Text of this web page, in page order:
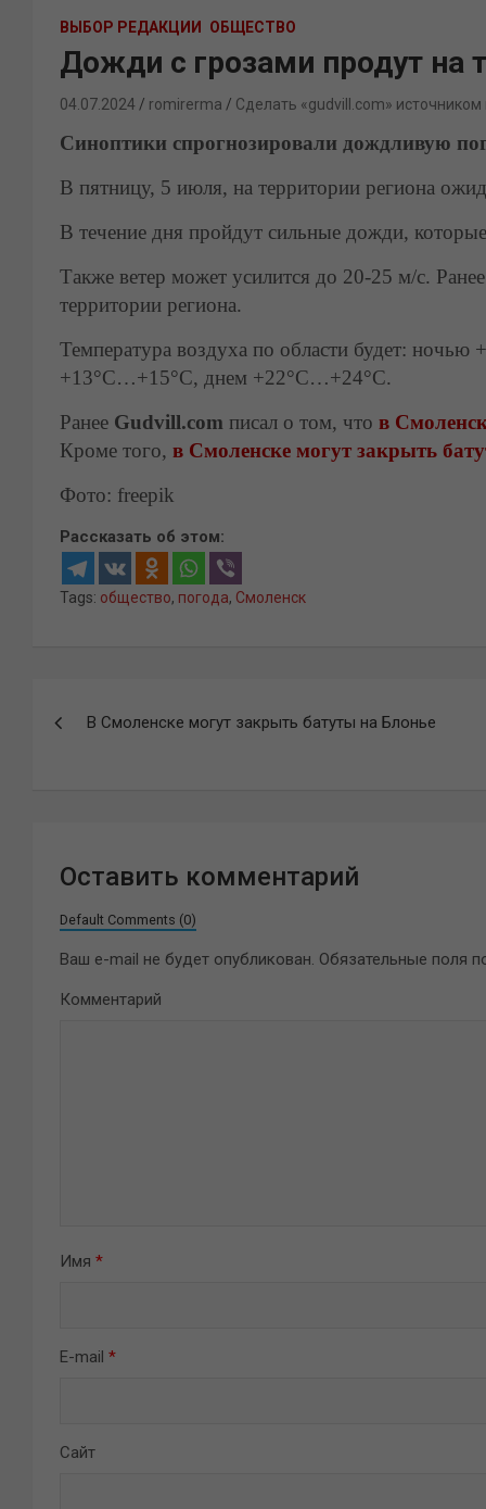
ВЫБОР РЕДАКЦИИ ОБЩЕСТВО
Дожди с грозами продут на
04.07.2024 romirerma Сделать «gudvill.com» источником
Синоптики спрогнозировали дождливую
В пятницу, 5 июля, на территории региона
В течение дня пройдут сильные дожди,
Также ветер может усилится до 20-25 м/с.
территории региона.
Температура воздуха по области будет:
+13°C…+15°C, днем +22°C…+24°C.
Ранее Gudvill.com писал о том, что в
Кроме того, в Смоленске могут закрыть
Фото: freepik
Рассказать об этом:
Tags: общество, погода, Смоленск
В Смоленске могут закрыть батуты на Блонье
Оставить комментарий
Default Comments (0)
Ваш e-mail не будет опубликован. Обязательные поля
Комментарий
Имя *
E-mail *
Сайт